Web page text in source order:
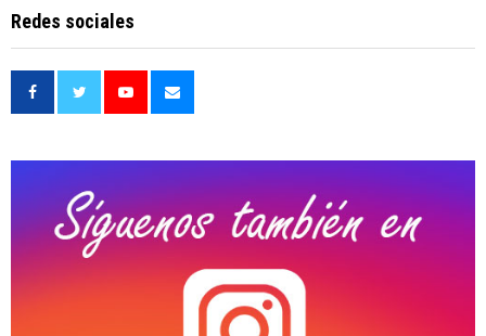
c
h
f
r
C
Redes sociales